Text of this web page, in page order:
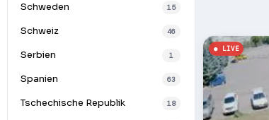
Schweden 15
Schweiz 46
Serbien 1
Spanien 63
Tschechische Republik 18